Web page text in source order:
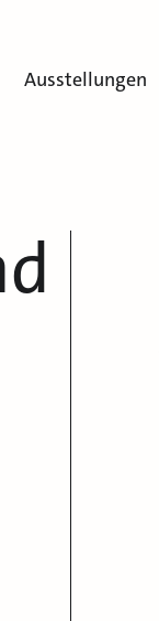
Ausstellungen